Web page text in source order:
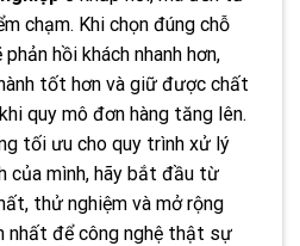
chạm. Khi chọn đúng chỗ
hồi khách nhanh hơn,
tốt hơn và giữ được chất
quy mô đơn hàng tăng lên.
tối ưu cho quy trình xử lý
của mình, hãy bắt đầu từ
thử nghiệm và mở rộng
nhất để công nghệ thật sự